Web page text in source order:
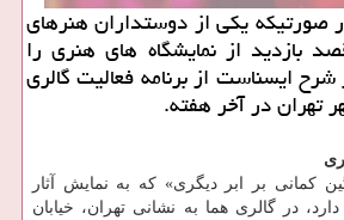
صورتیکه یکی از دوستداران هنرهای
بازدید از نمایشگاه های هنری را
ایسناست از برنامه فعالیت گالری
تهران در آخر هفته.
کمانی بر ابر دیگری» که به نمایش آثار
در گالری هما به نشانی تهران، خیابان